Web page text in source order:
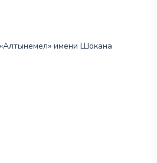
имени Шокана